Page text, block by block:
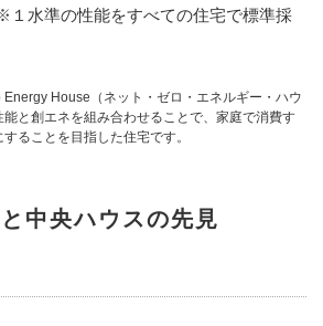
水準の性能をすべての住宅で標準採
House（ネット・ゼロ・エネルギー・ハウ
と創エネを組み合わせることで、家庭で消費す
ることを目指した住宅です。
中央ハウスの先見